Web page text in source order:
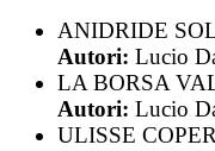
ANIDRIDE
Autori: Lucio
LA BORSA
Autori: Lucio
ULISSE